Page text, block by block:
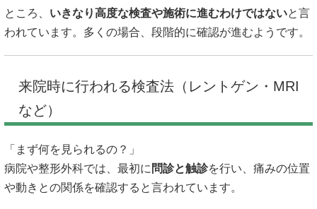
ところ、 いきなり高度な検査や施術に進むわけではないと言
われています。多くの場合、段階的に確認が進むようです。
来院時に行われる検査法（レントゲン・MRI
など）
「まず何を見られるの？」
病院や整形外科では、最初に 問診と触診を行い、痛みの位置
や動きとの関係を確認すると言われています。